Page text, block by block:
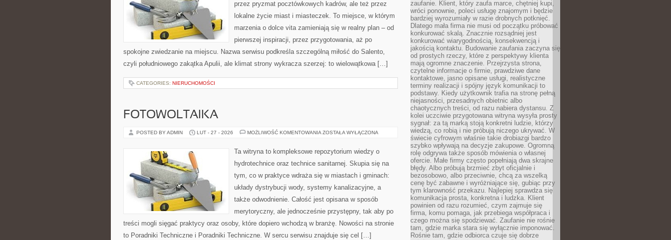
przez pryzmat pocztówkowych kadrów, ale też przez
lokalne życie miast i miasteczek. To miejsce, w którym
marzenia o dolce vita zamieniają się w realny plan – od
pierwszej inspiracji, przez przygotowania, aż po
spokojne zwiedzanie na miejscu. Nazwa serwisu podkreśla szczególną miłość do Salento,
czyli południowego zakątka Apulii, ale klimat strony wykracza szerzej: to wielowątkowa […]
CATEGORIES: NIERUCHOMOŚCI
FOTOWOLTAIKA
POSTED BY ADMIN LUT - 27 - 2026 MOŻLIWOŚĆ KOMENTOWANIA FOTOWOLTAIKA
ZOSTAŁA WYŁĄCZONA
Ta witryna to kompleksowe repozytorium wiedzy o
hydrotechnice oraz technice sanitarnej. Skupia się na
tym, co w praktyce wdraża się w miastach i gminach:
układy dystrybucji wody, systemy kanalizacyjne, a
także odwodnienie. Całość jest opisana w sposób
merytoryczny, ale jednocześnie przystępny, tak aby po
treści mogli sięgać praktycy oraz osoby, które dopiero wchodzą w branżę. Nowości na stronie
to Poradniki Techniczne i Poradniki Techniczne. W sercu serwisu znajduje się cel […]
zaufanie. Klient, który zaufa marce, chętniej kupi,
wróci ponownie, poleci usługę znajomym i będzie
bardziej wyrozumiały w razie drobnych potknięć.
Dlatego mała firma nie musi od początku próbować
konkurować skalą. Znacznie rozsądniej jest
konkurować wiarygodnością, konsekwencją i
jakością kontaktu. Budowanie zaufania zaczyna się
od prostych rzeczy, które z perspektywy klienta
mają ogromne znaczenie. Przejrzysta strona,
czytelne informacje o firmie, prawdziwe dane
kontaktowe, jasno opisane usługi, realistyczne
terminy realizacji i spójny język komunikacji to
podstawy. Kiedy użytkownik trafia na stronę pełną
niejasności, przesadnych obietnic albo
chaotycznych treści, od razu nabiera dystansu. Z
kolei uczciwie przygotowana witryna wysyła prosty
sygnał: za tą marką stoją konkretni ludzie, którzy
wiedzą, co robią i nie próbują niczego ukrywać. W
świecie cyfrowym właśnie takie drobiazgi bardzo
szybko wpływają na decyzje zakupowe. Ogromną
rolę odgrywa także sposób mówienia o własnej
ofercie. Małe firmy często popełniają dwa skrajne
błędy. Albo próbują brzmieć zbyt oficjalnie i
bezosobowo, albo przeciwnie, chcą za wszelką
cenę być zabawne i wyróżniające się, gubiąc przy
tym klarowność przekazu. Najlepiej sprawdza się
komunikacja prosta, konkretna i ludzka. Klient
powinien od razu rozumieć, czym zajmuje się
firma, komu pomaga, jak przebiega współpraca i
czego można się spodziewać. Zaufanie nie rośnie
tam, gdzie marka stara się wyłącznie imponować.
Rośnie tam, gdzie odbiorca czuje się dobrze